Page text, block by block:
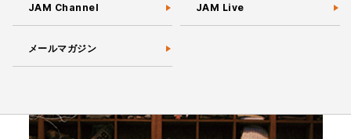
JAM Channel JAM Live
メールマガジン